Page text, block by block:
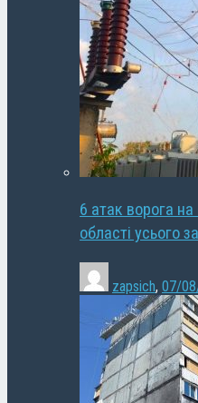
6 атак ворога на
області усього
zapsich, 07/